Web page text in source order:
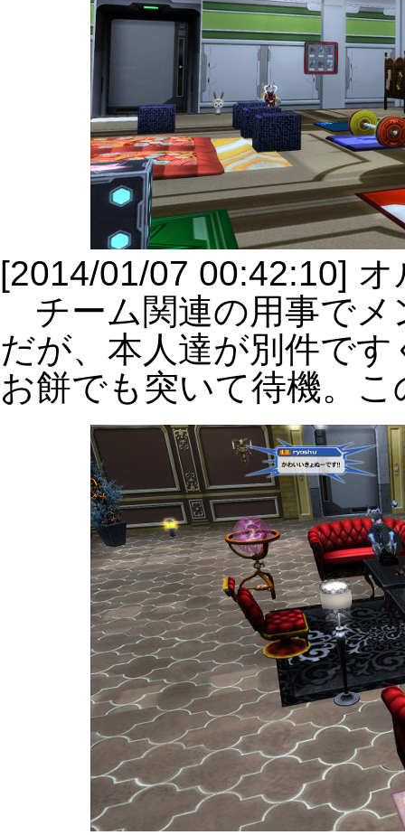
[2014/01/07 00:42:10]
チーム関連の用事でメ
だが、本人達が別件で
お餅でも突いて待機。